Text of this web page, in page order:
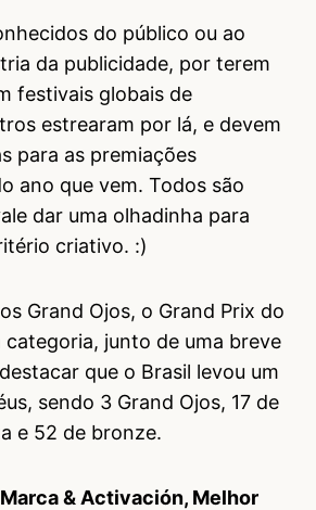
do público ou ao
da publicidade, por terem
festivais globais de
estrearam por lá, e devem
para as premiações
ano que vem. Todos são
dar uma olhadinha para
criativo. :)
Grand Ojos, o Grand Prix do
categoria, junto de uma breve
que o Brasil levou um
sendo 3 Grand Ojos, 17 de
e 52 de bronze.
& Activación, Melhor